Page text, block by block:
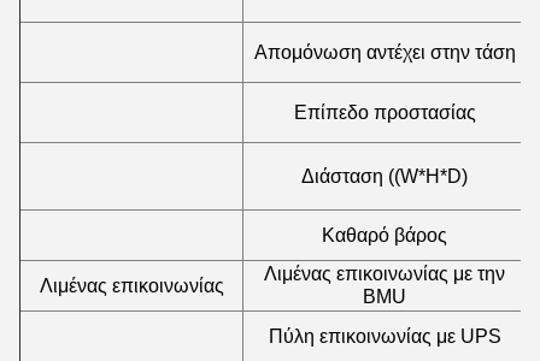
Απομόνωση αντέχει στην τάση
Επίπεδο προστασίας
Διάσταση ((W*H*D)
Καθαρό βάρος
Λιμένας επικοινωνίας
Λιμένας επικοινωνίας με την
BMU
Πύλη επικοινωνίας με UPS